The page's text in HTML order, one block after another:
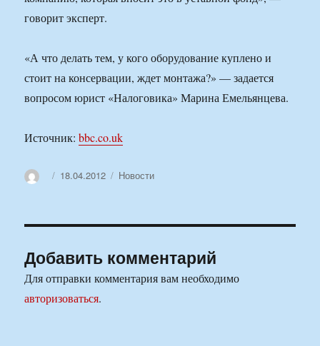
говорит эксперт.
«А что делать тем, у кого оборудование куплено и
стоит на консервации, ждет монтажа?» — задается
вопросом юрист «Налоговика» Марина Емельянцева.
Источник:bbc.co.uk
АвторОпубликовано
18.04.2012 Рубрики
Новости
Добавить комментарий
Для отправки комментария вам необходимо
авторизоваться.